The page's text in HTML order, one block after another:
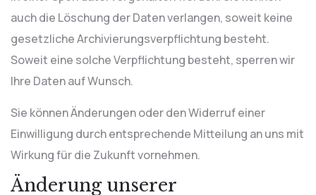
auch die Löschung der Daten verlangen, soweit keine
gesetzliche Archivierungsverpflichtung besteht.
Soweit eine solche Verpflichtung besteht, sperren wir
Ihre Daten auf Wunsch.
Sie können Änderungen oder den Widerruf einer
Einwilligung durch entsprechende Mitteilung an uns mit
Wirkung für die Zukunft vornehmen.
Änderung unserer